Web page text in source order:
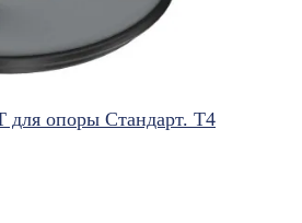
опоры Стандарт. Т4